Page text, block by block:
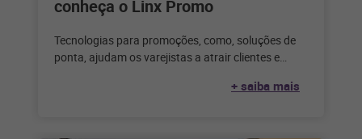
conheça o Linx Promo
Tecnologias para promoções, como, soluções de
ponta, ajudam os varejistas a atrair clientes e
+ saiba mais